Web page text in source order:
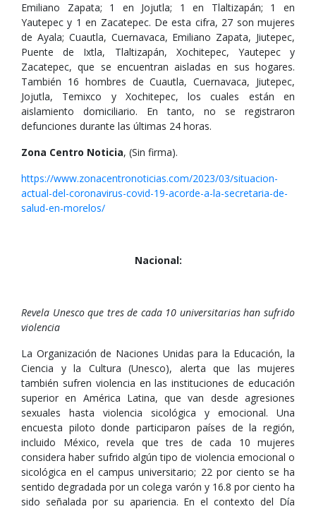
Emiliano Zapata; 1 en Jojutla; 1 en Tlaltizapán; 1 en
Yautepec y 1 en Zacatepec. De esta cifra, 27 son mujeres
de Ayala; Cuautla, Cuernavaca, Emiliano Zapata, Jiutepec,
Puente de Ixtla, Tlaltizapán, Xochitepec, Yautepec y
Zacatepec, que se encuentran aisladas en sus hogares.
También 16 hombres de Cuautla, Cuernavaca, Jiutepec,
Jojutla, Temixco y Xochitepec, los cuales están en
aislamiento domiciliario. En tanto, no se registraron
defunciones durante las últimas 24 horas.
Zona Centro Noticia, (Sin firma).
https://www.zonacentronoticias.com/2023/03/situacion-
actual-del-coronavirus-covid-19-acorde-a-la-secretaria-de-
salud-en-morelos/
Nacional:
Revela Unesco que tres de cada 10 universitarias han sufrido
violencia
La Organización de Naciones Unidas para la Educación, la
Ciencia y la Cultura (Unesco), alerta que las mujeres
también sufren violencia en las instituciones de educación
superior en América Latina, que van desde agresiones
sexuales hasta violencia sicológica y emocional. Una
encuesta piloto donde participaron países de la región,
incluido México, revela que tres de cada 10 mujeres
considera haber sufrido algún tipo de violencia emocional o
sicológica en el campus universitario; 22 por ciento se ha
sentido degradada por un colega varón y 16.8 por ciento ha
sido señalada por su apariencia. En el contexto del Día